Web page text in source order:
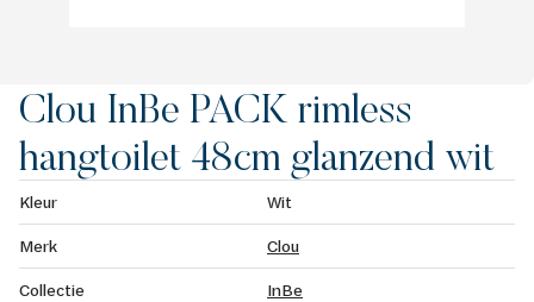
Clou InBe PACK rimless
hangtoilet 48cm glanzend wit
Kleur
Wit
Merk
Clou
Collectie
InBe